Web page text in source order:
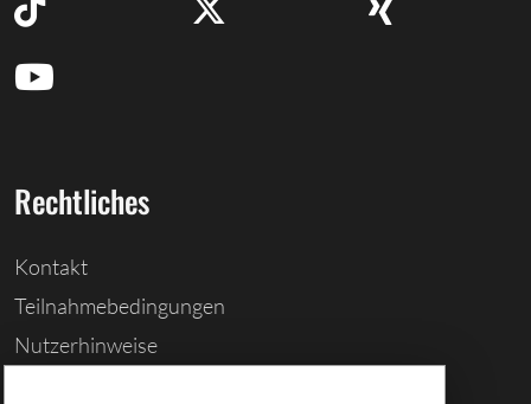
Rechtliches
Kontakt
Teilnahmebedingungen
Nutzerhinweise